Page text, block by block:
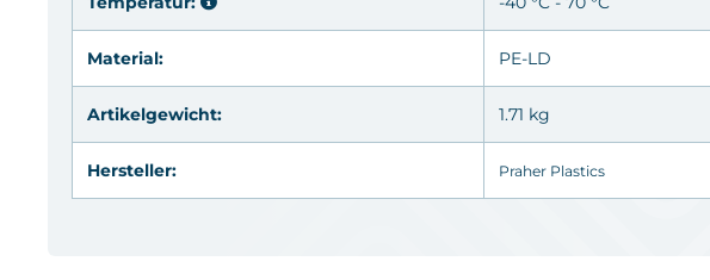
Material: PE-LD
Artikelgewicht: 1.71 kg
Hersteller: Praher Plastics